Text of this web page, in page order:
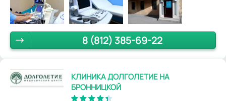
8 (812) 385-69-22
КЛИНИКА ДОЛГОЛЕТИЕ НА
БРОННИЦКОЙ